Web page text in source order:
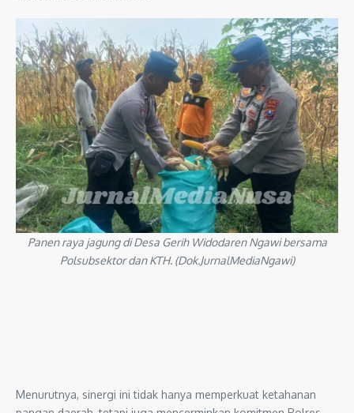
Panen raya jagung di Desa Gerih Widodaren Ngawi bersama
Polsubsektor dan KTH. (Dok.JurnalMediaNgawi)
Menurutnya, sinergi ini tidak hanya memperkuat ketahanan